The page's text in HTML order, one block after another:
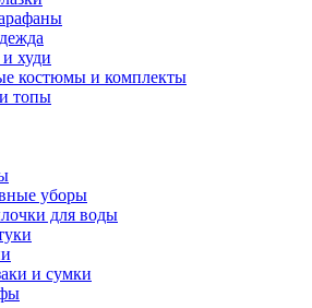
худи
костюмы и комплекты
топы
уборы
для воды
и сумки